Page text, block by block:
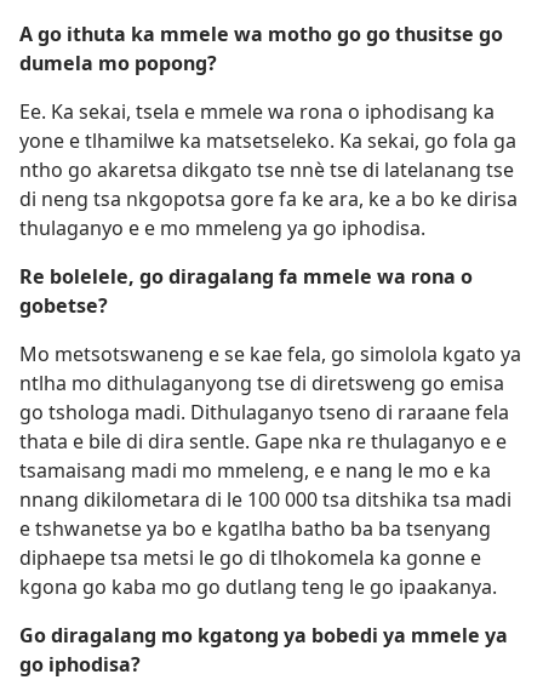
A go ithuta ka mmele wa motho go go thusitse go
dumela mo popong?
Ee. Ka sekai, tsela e mmele wa rona o iphodisang ka
yone e tlhamilwe ka matsetseleko. Ka sekai, go fola ga
ntho go akaretsa dikgato tse nnè tse di latelanang tse
di neng tsa nkgopotsa gore fa ke ara, ke a bo ke dirisa
thulaganyo e e mo mmeleng ya go iphodisa.
Re bolelele, go diragalang fa mmele wa rona o
gobetse?
Mo metsotswaneng e se kae fela, go simolola kgato ya
ntlha mo dithulaganyong tse di diretsweng go emisa
go tshologa madi. Dithulaganyo tseno di raraane fela
thata e bile di dira sentle. Gape nka re thulaganyo e e
tsamaisang madi mo mmeleng, e e nang le mo e ka
nnang dikilometara di le 100 000 tsa ditshika tsa madi
e tshwanetse ya bo e kgatlha batho ba ba tsenyang
diphaepe tsa metsi le go di tlhokomela ka gonne e
kgona go kaba mo go dutlang teng le go ipaakanya.
Go diragalang mo kgatong ya bobedi ya mmele ya
go iphodisa?